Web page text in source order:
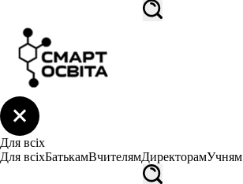
Для всіх
Для всіхБатькамВчителямДиректорамУчням